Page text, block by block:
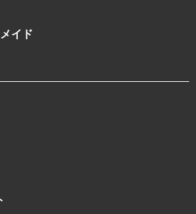
イド